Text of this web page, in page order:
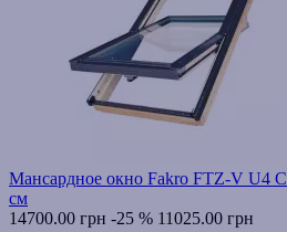
Мансардное окно Fakro FTZ-V U4
см
14700.00 грн -25 % 11025.00 грн